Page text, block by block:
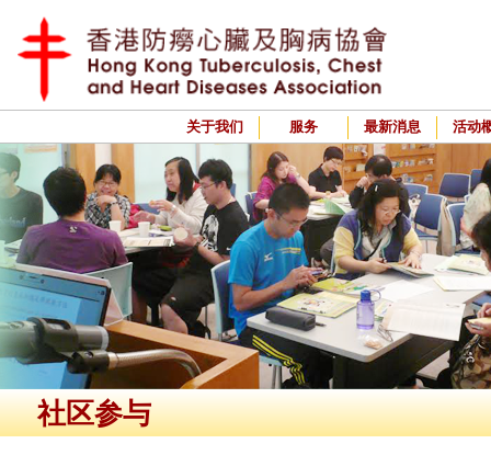
关于我们 服务 最新消息 活动
社区参与